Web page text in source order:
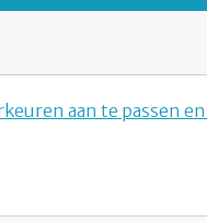
aan te passen